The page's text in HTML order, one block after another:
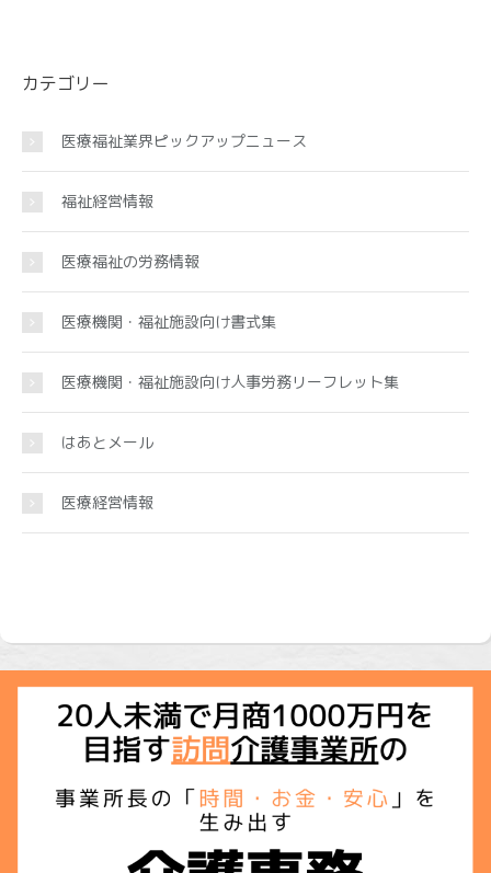
カテゴリー
医療福祉業界ピックアップニュース
福祉経営情報
医療福祉の労務情報
医療機関・福祉施設向け書式集
医療機関・福祉施設向け人事労務リーフレット集
はあとメール
医療経営情報